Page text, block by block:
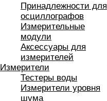
Принадлежности для
осциллографов
Измерительные
модули
Аксессуары для
измерителей
Измерители
Тестеры воды
Измерители уровня
шума